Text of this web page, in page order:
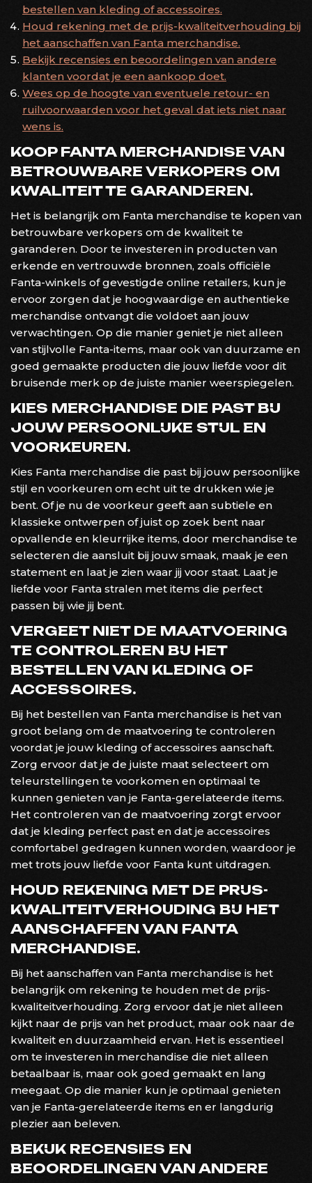
bestellen van kleding of accessoires.
Houd rekening met de prijs-kwaliteitverhouding bij
het aanschaffen van Fanta merchandise.
Bekijk recensies en beoordelingen van andere
klanten voordat je een aankoop doet.
Wees op de hoogte van eventuele retour- en
ruilvoorwaarden voor het geval dat iets niet naar
wens is.
KOOP FANTA MERCHANDISE VAN
BETROUWBARE VERKOPERS OM
KWALITEIT TE GARANDEREN.
Het is belangrijk om Fanta merchandise te kopen van
betrouwbare verkopers om de kwaliteit te
garanderen. Door te investeren in producten van
erkende en vertrouwde bronnen, zoals officiële
Fanta-winkels of gevestigde online retailers, kun je
ervoor zorgen dat je hoogwaardige en authentieke
merchandise ontvangt die voldoet aan jouw
verwachtingen. Op die manier geniet je niet alleen
van stijlvolle Fanta-items, maar ook van duurzame en
goed gemaakte producten die jouw liefde voor dit
bruisende merk op de juiste manier weerspiegelen.
KIES MERCHANDISE DIE PAST BIJ
JOUW PERSOONLIJKE STIJL EN
VOORKEUREN.
Kies Fanta merchandise die past bij jouw persoonlijke
stijl en voorkeuren om echt uit te drukken wie je
bent. Of je nu de voorkeur geeft aan subtiele en
klassieke ontwerpen of juist op zoek bent naar
opvallende en kleurrijke items, door merchandise te
selecteren die aansluit bij jouw smaak, maak je een
statement en laat je zien waar jij voor staat. Laat je
liefde voor Fanta stralen met items die perfect
passen bij wie jij bent.
VERGEET NIET DE MAATVOERING
TE CONTROLEREN BIJ HET
BESTELLEN VAN KLEDING OF
ACCESSOIRES.
Bij het bestellen van Fanta merchandise is het van
groot belang om de maatvoering te controleren
voordat je jouw kleding of accessoires aanschaft.
Zorg ervoor dat je de juiste maat selecteert om
teleurstellingen te voorkomen en optimaal te
kunnen genieten van je Fanta-gerelateerde items.
Het controleren van de maatvoering zorgt ervoor
dat je kleding perfect past en dat je accessoires
comfortabel gedragen kunnen worden, waardoor je
met trots jouw liefde voor Fanta kunt uitdragen.
HOUD REKENING MET DE PRIJS-
KWALITEITVERHOUDING BIJ HET
AANSCHAFFEN VAN FANTA
MERCHANDISE.
Bij het aanschaffen van Fanta merchandise is het
belangrijk om rekening te houden met de prijs-
kwaliteitverhouding. Zorg ervoor dat je niet alleen
kijkt naar de prijs van het product, maar ook naar de
kwaliteit en duurzaamheid ervan. Het is essentieel
om te investeren in merchandise die niet alleen
betaalbaar is, maar ook goed gemaakt en lang
meegaat. Op die manier kun je optimaal genieten
van je Fanta-gerelateerde items en er langdurig
plezier aan beleven.
BEKIJK RECENSIES EN
BEOORDELINGEN VAN ANDERE